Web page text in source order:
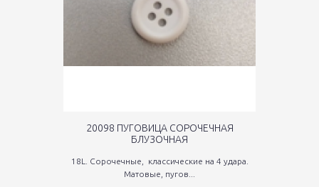
20098 ПУГОВИЦА СОРОЧЕЧНАЯ
БЛУЗОЧНАЯ
18L. Сорочечные, классические на 4 удара.
Матовые, пугов...